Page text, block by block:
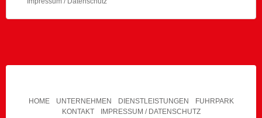
HOME UNTERNEHMEN DIENSTLEISTUNGEN
FUHRPARK
KONTAKT
IMPRESSUM / DATENSCHUTZ